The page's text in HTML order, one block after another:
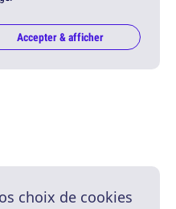
Accepter & afficher
choix de cookies